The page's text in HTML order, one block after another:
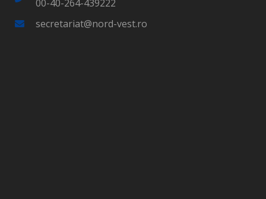
00-40-264-439222
secretariat@nord-vest.ro